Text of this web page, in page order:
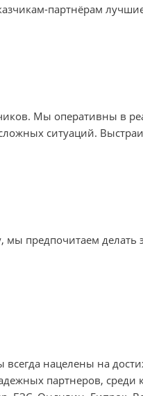
партнёрам
Мы оперативны в
ситуаций.
предпочитаем делать
нацелены на
партнеров,